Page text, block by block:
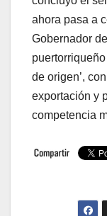
ahora pasa a
Gobernador
de origen’,
exportación y
competencia